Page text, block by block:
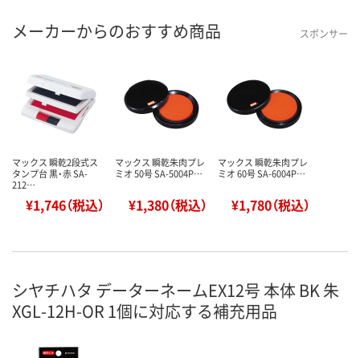
メーカーからのおすすめ商品 スポンサー
マックス 瞬乾2段式ス
タンプ台 黒・赤 SA-
212…
¥1,746（税込）
マックス 瞬乾朱肉プレ
ミオ 50号 SA-5004P…
¥1,380（税込）
マックス 瞬乾朱肉プレ
ミオ 60号 SA-6004P…
¥1,780（税込）
シヤチハタ データーネームEX12号 本体 BK 朱
XGL-12H-OR 1個に対応する補充用品